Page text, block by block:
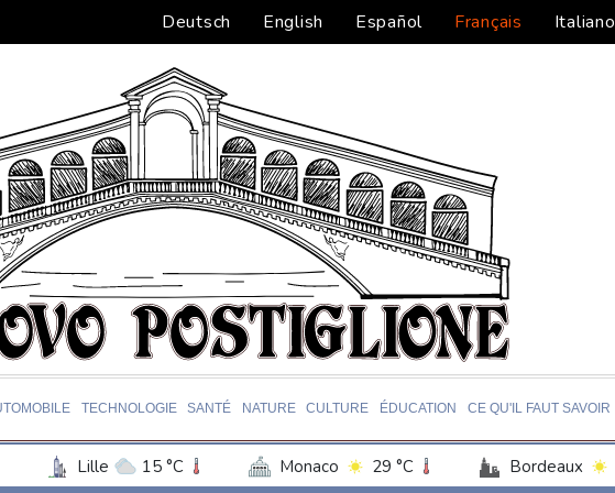
Deutsch English Español Français Italiano
TECHNOLOGIE SANTÉ NATURE CULTURE ÉDUCATION CE QU'IL FAUT SAVOIR
Lille 15 °C Monaco 29 °C Bordeaux